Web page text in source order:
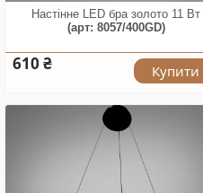
Настінне LED бра золото 11 Вт
(арт: 8057/400GD)
610 ₴ Купити